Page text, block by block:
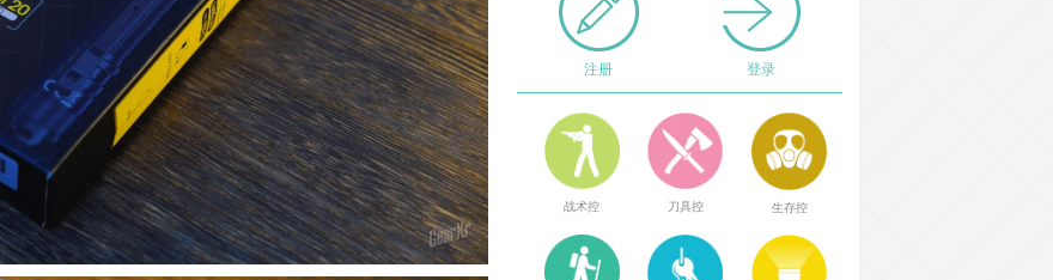
注册 登录
战术控 刀具控 生存控